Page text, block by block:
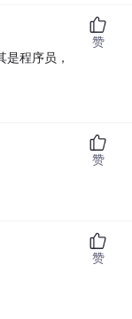
程序员，
赞
赞
赞